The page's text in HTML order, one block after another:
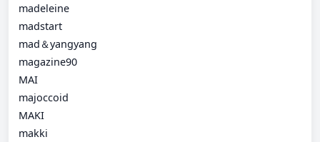
madeleine
madstart
mad＆yangyang
magazine90
MAI
majoccoid
MAKI
makki